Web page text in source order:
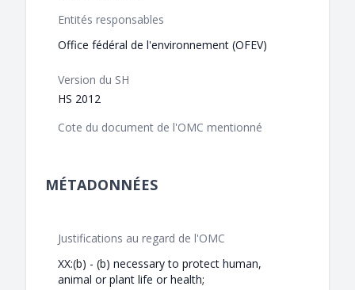
Entités responsables
Office fédéral de l'environnement (OFEV)
Version du SH
HS 2012
Cote du document de l'OMC mentionné
MÉTADONNÉES
Justifications au regard de l'OMC
XX:(b) - (b) necessary to protect human,
animal or plant life or health;